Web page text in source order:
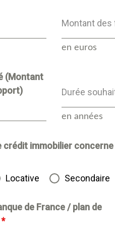
Montant des
en euros
(Montant
Durée
en années
crédit immobilier concerne
Locative Secondaire
de France / plan de
*